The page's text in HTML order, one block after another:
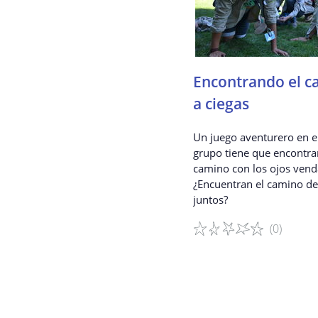
Encontrando el
a ciegas
Un juego aventurero en
grupo tiene que
camino con los ojos
¿Encuentran el camino
juntos?
(0)